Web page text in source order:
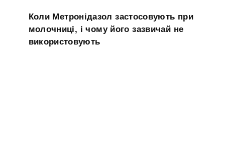
Коли Метронідазол застосовують при
молочниці, і чому його зазвичай не
використовують